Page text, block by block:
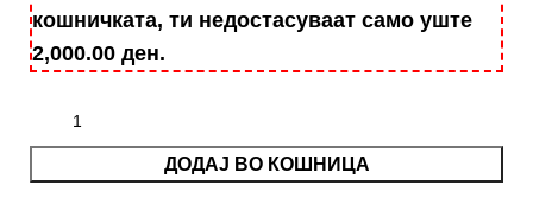
кошничката, ти недостасуваат само уште
2,000.00 ден.
ДОДАЈ ВО КОШНИЦА